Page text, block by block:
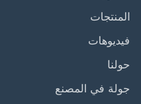
في المصنع